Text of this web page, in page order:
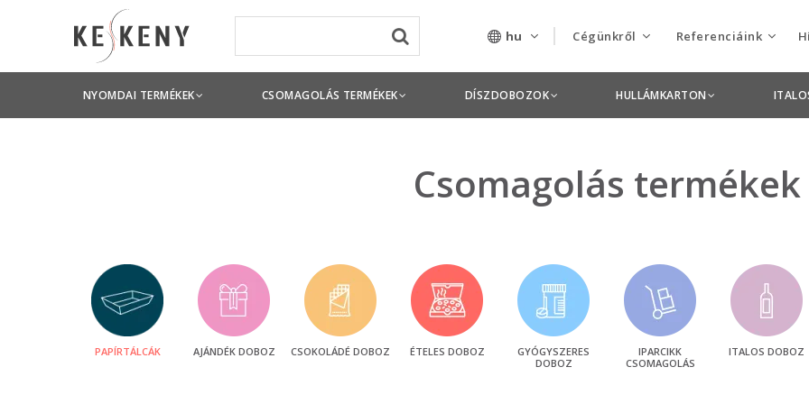
hu Cégünkről
Rólunk
állások
Termékdíj
nyilatkozatok
Pályázatok
Referenciáink
Csomagolás termékek
NYOMDAI TERMÉKEK CSOMAGOLÁS TERMÉKEK DÍSZDOBOZOK HULLÁMKARTON
Csomagolás termékek
PAPÍRTÁLCÁK AJÁNDÉK DOBOZ CSOKOLÁDÉ DOBOZ ÉTELES DOBOZ
GYÓGYSZERES
DOBOZ
IPARCIKK
CSOMAGOLÁS
ITALOS DOBOZ